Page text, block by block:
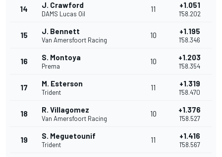
14 J. Crawford
DAMS Lucas Oil
11 +1.051
1'58.202
15 J. Bennett
Van Amersfoort Racing
10 +1.195
1'58.346
16 S. Montoya
Prema
10 +1.203
1'58.354
17 M. Esterson
Trident
11 +1.319
1'58.470
18 R. Villagomez
Van Amersfoort Racing
10 +1.376
1'58.527
19 S. Meguetounif
Trident
11 +1.416
1'58.567